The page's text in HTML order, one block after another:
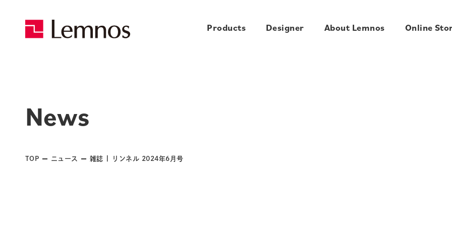
Products Designer About Lemnos Online
News
TOP ニュース 雑誌 | リンネル 2024年6月号